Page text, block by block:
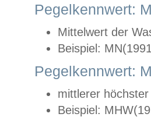
Pegelkennwert:
Mittelwert der
Beispiel:
Pegelkennwert:
mittlerer
Beispiel: